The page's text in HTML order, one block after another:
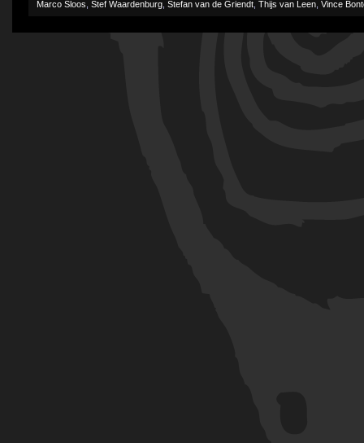
Marco Sloos Stef Waardenburg Stefan van de Griendt Thijs van Leen Vince